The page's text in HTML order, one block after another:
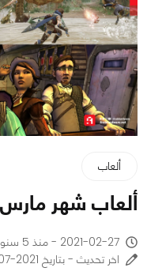
ألعاب
ألعاب شهر مارس 2021
2021-02-27 - منذ 5 سنوات
اخر تحديث - بتاريخ 2021-07-27